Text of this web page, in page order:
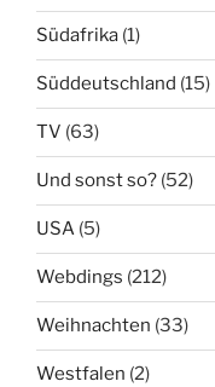
Südafrika (1)
Süddeutschland (15)
TV (63)
Und sonst so? (52)
USA (5)
Webdings (212)
Weihnachten (33)
Westfalen (2)